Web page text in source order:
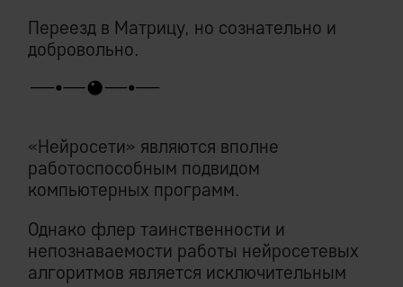
Переезд в Матрицу, но сознательно и
добровольно.
«Нейросети» являются вполне
работоспособным подвидом
компьютерных программ.
Однако флер таинственности и
непознаваемости работы нейросетевых
алгоритмов является исключительным